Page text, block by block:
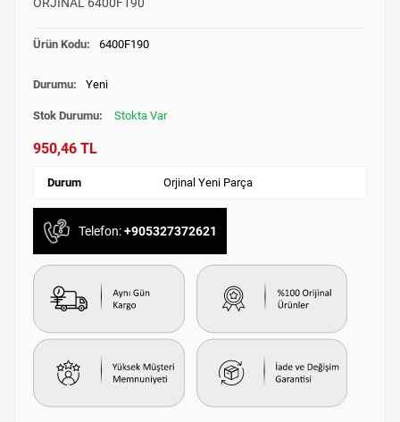
ORJİNAL 6400F190
Ürün Kodu: 6400F190
Durumu: Yeni
Stok Durumu: Stokta Var
950,46 TL
Durum Orjinal Yeni Parça
Telefon:+905327372621